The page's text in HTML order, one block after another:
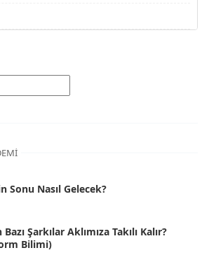
Sonu Nasıl Gelecek?
Şarkılar Aklımıza Takılı Kalır?
Bilimi)